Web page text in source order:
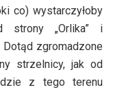
co) wystarczyłoby
strony „Orlika” i
zgromadzone
strzelnicy, jak od
z tego terenu